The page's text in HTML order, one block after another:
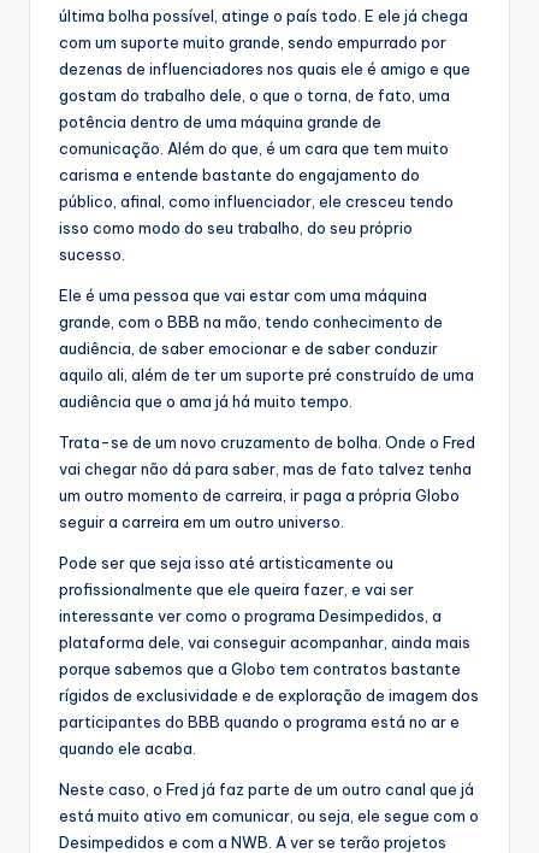
última bolha possível, atinge o país todo. E ele já chega
com um suporte muito grande, sendo empurrado por
dezenas de influenciadores nos quais ele é amigo e que
gostam do trabalho dele, o que o torna, de fato, uma
potência dentro de uma máquina grande de
comunicação. Além do que, é um cara que tem muito
carisma e entende bastante do engajamento do
público, afinal, como influenciador, ele cresceu tendo
isso como modo do seu trabalho, do seu próprio
sucesso.
Ele é uma pessoa que vai estar com uma máquina
grande, com o BBB na mão, tendo conhecimento de
audiência, de saber emocionar e de saber conduzir
aquilo ali, além de ter um suporte pré construído de uma
audiência que o ama já há muito tempo.
Trata-se de um novo cruzamento de bolha. Onde o Fred
vai chegar não dá para saber, mas de fato talvez tenha
um outro momento de carreira, ir paga a própria Globo
seguir a carreira em um outro universo.
Pode ser que seja isso até artisticamente ou
profissionalmente que ele queira fazer, e vai ser
interessante ver como o programa Desimpedidos, a
plataforma dele, vai conseguir acompanhar, ainda mais
porque sabemos que a Globo tem contratos bastante
rígidos de exclusividade e de exploração de imagem dos
participantes do BBB quando o programa está no ar e
quando ele acaba.
Neste caso, o Fred já faz parte de um outro canal que já
está muito ativo em comunicar, ou seja, ele segue com o
Desimpedidos e com a NWB. A ver se terão projetos